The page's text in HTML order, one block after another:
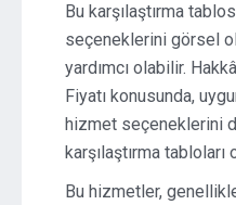
Bu karşılaştırma
seçeneklerini görsel
yardımcı olabilir.
Fiyatı konusunda,
hizmet seçeneklerini
karşılaştırma
Bu hizmetler,